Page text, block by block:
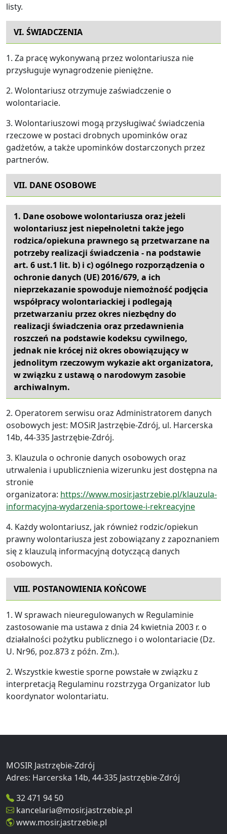
listy.
VI. ŚWIADCZENIA
1. Za pracę wykonywaną przez wolontariusza nie
przysługuje wynagrodzenie pieniężne.
2. Wolontariusz otrzymuje zaświadczenie o
wolontariacie.
3. Wolontariuszowi mogą przysługiwać świadczenia
rzeczowe w postaci drobnych upominków oraz
gadżetów, a także upominków dostarczonych przez
partnerów.
VII. DANE OSOBOWE
1. Dane osobowe wolontariusza oraz jeżeli
wolontariusz jest niepełnoletni także jego
rodzica/opiekuna prawnego są przetwarzane na
potrzeby realizacji świadczenia - na podstawie
art. 6 ust.1 lit. b) i c) ogólnego rozporządzenia o
ochronie danych (UE) 2016/679, a ich
nieprzekazanie spowoduje niemożność podjęcia
współpracy wolontariackiej i podlegają
przetwarzaniu przez okres niezbędny do
realizacji świadczenia oraz przedawnienia
roszczeń na podstawie kodeksu cywilnego,
jednak nie krócej niż okres obowiązujący w
jednolitym rzeczowym wykazie akt organizatora,
w związku z ustawą o narodowym zasobie
archiwalnym.
2. Operatorem serwisu oraz Administratorem danych
osobowych jest: MOSiR Jastrzębie-Zdrój, ul. Harcerska
14b, 44-335 Jastrzębie-Zdrój.
3. Klauzula o ochronie danych osobowych oraz
utrwalenia i upublicznienia wizerunku jest dostępna na
stronie
organizatora: https://www.mosir.jastrzebie.pl/klauzula-
informacyjna-wydarzenia-sportowe-i-rekreacyjne
4. Każdy wolontariusz, jak również rodzic/opiekun
prawny wolontariusza jest zobowiązany z zapoznaniem
się z klauzulą informacyjną dotyczącą danych
osobowych.
VIII. POSTANOWIENIA KOŃCOWE
1. W sprawach nieuregulowanych w Regulaminie
zastosowanie ma ustawa z dnia 24 kwietnia 2003 r. o
działalności pożytku publicznego i o wolontariacie (Dz.
U. Nr96, poz.873 z późn. Zm.).
2. Wszystkie kwestie sporne powstałe w związku z
interpretacją Regulaminu rozstrzyga Organizator lub
koordynator wolontariatu.
MOSIR Jastrzębie-Zdrój
32 471 94 50
kancelaria@mosir.jastrzebie.pl
www.mosir.jastrzebie.pl